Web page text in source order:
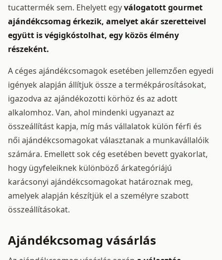
tucattermék sem. Ehelyett egyválogatott gourmet
ajándékcsomag érkezik, amelyet akár szeretteivel
együtt is végigkóstolhat, egy közös élmény
részeként.
A céges ajándékcsomagok esetében jellemzően egyedi
igények alapján állítjuk össze a termékpárosításokat,
igazodva az ajándékozotti körhöz és az adott
alkalomhoz. Van, ahol mindenki ugyanazt az
összeállítást kapja, míg más vállalatok külön férfi és
női ajándékcsomagokat választanak a munkavállalóik
számára. Emellett sok cég esetében bevett gyakorlat,
hogy ügyfeleiknek különböző árkategóriájú
karácsonyi ajándékcsomagokat határoznak meg,
amelyek alapján készítjük el a személyre szabott
összeállításokat.
Ajándékcsomag vásárlás